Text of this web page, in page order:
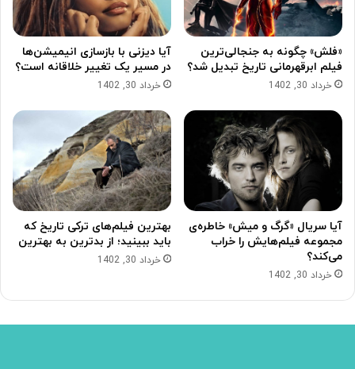
«فلش» چگونه به جنجالی‌ترین
فیلم ابرقهرمانی تاریخ تبدیل شد؟
خرداد 30, 1402
آیا دیزنی با بازسازی انیمیشن‌ها
در مسیر یک تغییر خلاقانه است؟
خرداد 30, 1402
آیا سریال «گرگ و میش» خاطره‌ی
مجموعه‌ فیلم‌هایش را خراب
می‌کند؟
خرداد 30, 1402
بهترین فیلم‌های ترکی تاریخ که
باید ببینید؛ از بدترین به بهترین
خرداد 30, 1402